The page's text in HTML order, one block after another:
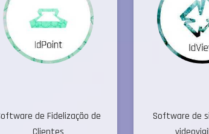
de Fidelização de
Software de